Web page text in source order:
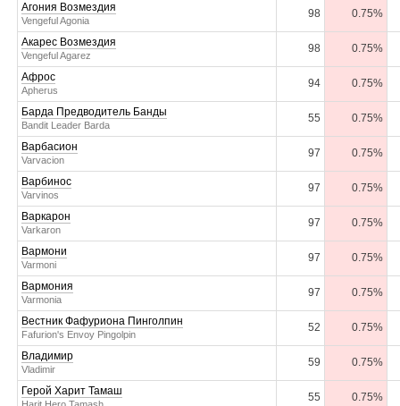
Агония Возмездия
Vengeful Agonia
98 0.75%
Акарес Возмездия
Vengeful Agarez
98 0.75%
Афрос
Apherus
94 0.75%
Барда Предводитель Банды
Bandit Leader Barda
55 0.75%
Варбасион
Varvacion
97 0.75%
Варбинос
Varvinos
97 0.75%
Варкарон
Varkaron
97 0.75%
Вармони
Varmoni
97 0.75%
Вармония
Varmonia
97 0.75%
Вестник Фафуриона Пинголпин
Fafurion's Envoy Pingolpin
52 0.75%
Владимир
Vladimir
59 0.75%
Герой Харит Тамаш 55 0.75%